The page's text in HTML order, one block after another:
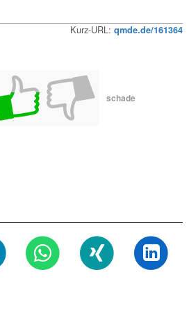
Kurz-URL: qmde.de/161364
schade